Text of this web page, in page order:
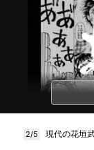
2/5 現代の花垣